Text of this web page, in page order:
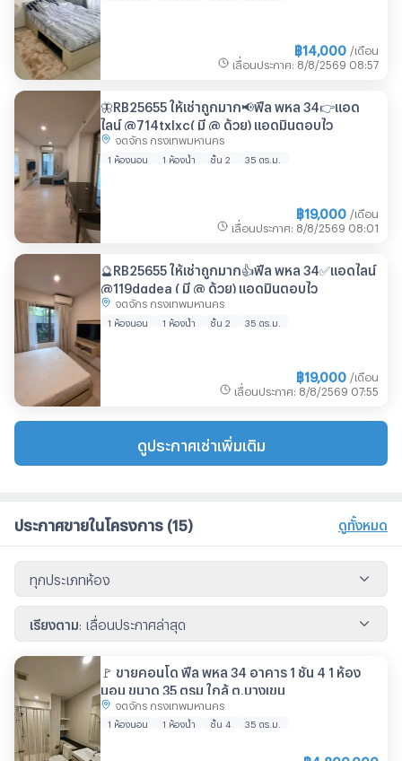
฿14,000 /เดือน
เลื่อนประกาศ : 8/8/2569 08:57
🦋RB25655 ให้เช่าถูกมาก📢ฟีล พหล 34👉แอด
ไลน์ @714txlxc( มี @ ด้วย) แอดมินตอบไว
จตุจักร กรุงเทพมหานคร
1 ห้องนอน 1 ห้องน้ำ ชั้น 2 35 ตร.ม.
฿19,000 /เดือน
เลื่อนประกาศ : 8/8/2569 08:01
🔮RB25655 ให้เช่าถูกมาก👍ฟีล พหล 34✅แอดไลน์
@119dgdea ( มี @ ด้วย) แอดมินตอบไว
จตุจักร กรุงเทพมหานคร
1 ห้องนอน 1 ห้องน้ำ ชั้น 2 35 ตร.ม.
฿19,000 /เดือน
เลื่อนประกาศ : 8/8/2569 07:55
ดูประกาศเช่าเพิ่มเติม
ประกาศขายในโครงการ (15) ดูทั้งหมด
ทุกประเภทห้อง
เรียงตาม: เลื่อนประกาศล่าสุด
🚩 ขายคอนโด ฟีล พหล 34 อาคาร 1 ชั้น 4 1 ห้อง
นอน ขนาด 35 ตรม ใกล้ ต.บางเขน
จตุจักร กรุงเทพมหานคร
1 ห้องนอน 1 ห้องน้ำ ชั้น 4 35 ตร.ม.